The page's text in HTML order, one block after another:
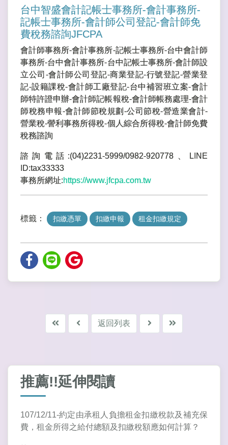
台中智盛會計記帳士事務所-會計事務所-
記帳士事務所-會計師公司登記-會計師免
費稅務諮詢JFCPA
會計師事務所-會計事務所-記帳士事務所-台中會計師
事務所-台中會計事務所-台中記帳士事務所-會計師設
立公司-會計師公司登記-商業登記-行號登記-營業登
記-設籍課稅-會計師工廠登記-台中補習班立案-會計
師特許證申辦-會計師記帳報稅-會計師帳務處理-會計
師稅務申報-會計師節稅規劃-公司節稅-營造業會計-
營業稅-謍利事務所得稅-個人綜合所得稅-會計師免費
稅務諮詢
諮詢電話:(04)2231-5999/0982-920778、LINE
ID:tax33333
事務所網址:https://www.jfcpa.com.tw
標籤： 扣繳憑單 扣繳申報 租金扣繳規定
返回列表
推薦!!延伸閱讀
107/12/11-約定由承租人負擔租金扣繳稅款及補充保
費，租金所得之給付總額及扣繳稅額應如何計算？